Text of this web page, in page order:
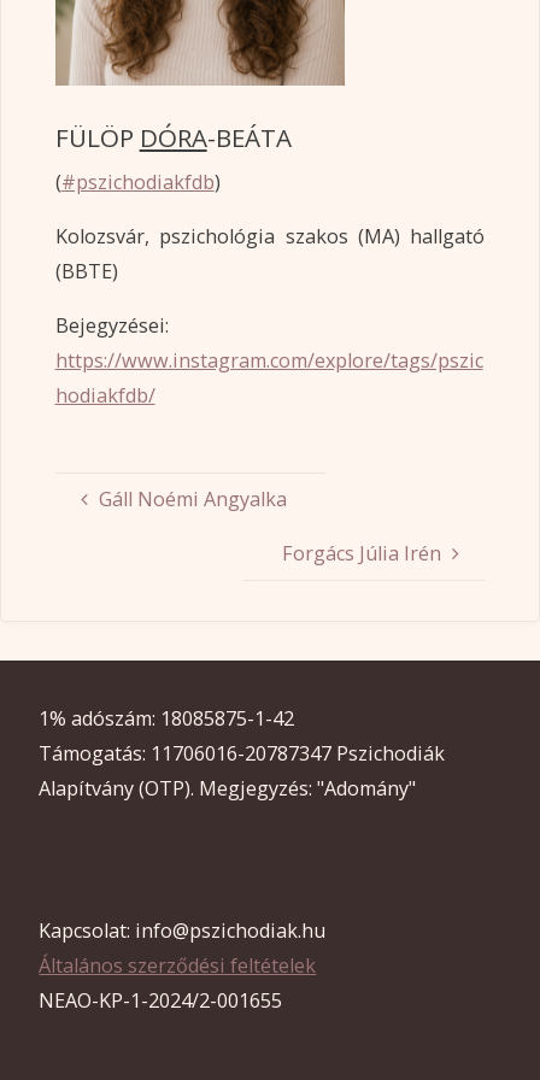
FÜLÖP DÓRA-BEÁTA
(#pszichodiakfdb)
Kolozsvár, pszichológia szakos (MA) hallgató
(BBTE)
Bejegyzései:
https://www.instagram.com/explore/tags/pszic
hodiakfdb/
Gáll Noémi Angyalka
Forgács Júlia Irén
1% adószám: 18085875-1-42
Támogatás: 11706016-20787347 Pszichodiák
Alapítvány (OTP). Megjegyzés: "Adomány"
Kapcsolat: info@pszichodiak.hu
Általános szerződési feltételek
NEAO-KP-1-2024/2-001655